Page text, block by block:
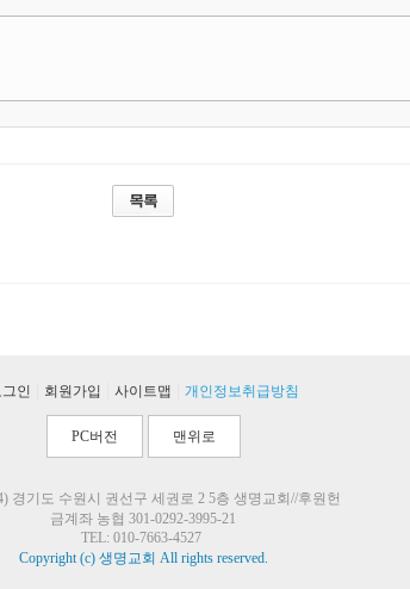
인 회원가입 사이트맵 개인정보취급방침
PC버전 맨위로
경기도 수원시 권선구 세권로 2 5층 생명교회//후원헌
금계좌 농협 301-0292-3995-21
TEL: 010-7663-4527
Copyright (c) 생명교회 All rights reserved.